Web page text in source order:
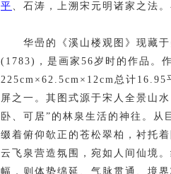
平 、石涛，上溯宋元明诸家之法
华喦的《溪山楼观图》现藏
(1783)，是画家56岁时的作品。
225cm×62.5cm×12cm总计16.95
屏之一。其图式源于宋人全景山
卧、可居”的林泉生活的神往。
缀着俯仰欹正的苍松翠柏，衬托
云飞泉营造氛围，宛如人间仙境
幅，则体势绵延、气脉贯通、境